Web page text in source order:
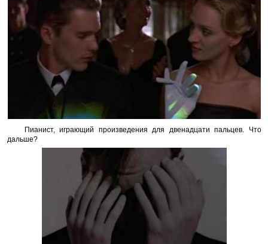
Пианист, играющий произведения для двенадцати пальцев. Что
дальше?